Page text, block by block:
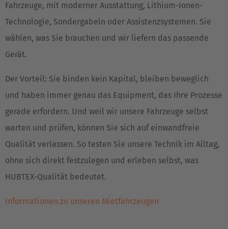
Fahrzeuge, mit moderner Ausstattung, Lithium-Ionen-
Technologie, Sondergabeln oder Assistenzsystemen. Sie
wählen, was Sie brauchen und wir liefern das passende
Gerät.
Der Vorteil: Sie binden kein Kapital, bleiben beweglich
und haben immer genau das Equipment, das Ihre Prozesse
gerade erfordern. Und weil wir unsere Fahrzeuge selbst
warten und prüfen, können Sie sich auf einwandfreie
Qualität verlassen. So testen Sie unsere Technik im Alltag,
ohne sich direkt festzulegen und erleben selbst, was
HUBTEX-Qualität bedeutet.
Informationen zu unseren Mietfahrzeugen